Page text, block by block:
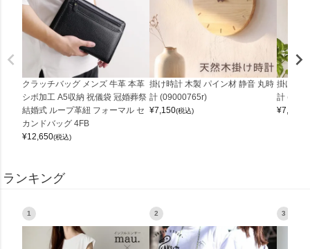
クラッチバッグ メンズ 牛革 本革
シボ加工 A5収納 祝儀袋 冠婚葬祭
結婚式 ループ革紐 フォーマル セ
カンドバッグ 4FB
¥12,650(税込)
掛け時計 木製 パイン材 静音 丸時
計 (09000765r)
¥7,150(税込)
掛け時
計
¥7,150
ランキング
1 2 3